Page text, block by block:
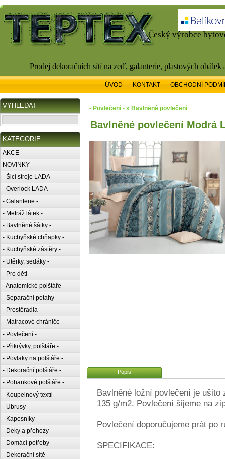
Český výrobce
Prodej dekoračních sítí na zeď, galanterie, plastových
ÚVOD KONTAKT OBCHODNÍ
VYHLEDAT
KATEGORIE
AKCE
NOVINKY
- Šicí stroje LADA -
- Overlock LADA -
- Galanterie -
- Metráž látek -
- Bavlněné šátky -
- Kuchyňské chňapky -
- Kuchyňské zástěry -
- Utěrky, sedáky -
- Pro děti -
- Anatomické polštáře
- Separační potahy -
- Prostěradla -
- Matracové chrániče -
- Povlečení -
- Přikrývky, polštáře -
- Povlaky na polštáře -
- Dekorační polštáře -
- Pohankové polštáře -
- Koupelnový textil -
- Ubrusy -
- Kapesníky -
- Deky a přehozy -
- Domácí potřeby -
- Dekorační sítě -
- Povlečení - » Bavlněné povlečení
Bavlněné povlečení Modrá
Popis
Bavlněné ložní povlečení je
135 g/m2. Povlečení šijeme na
Povlečení doporučujeme prát po
SPECIFIKACE: